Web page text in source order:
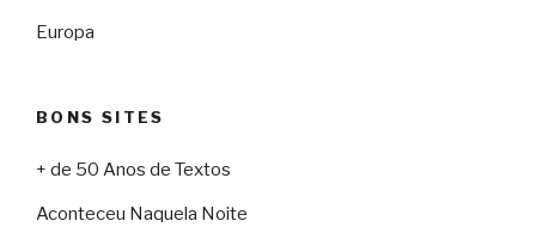
Europa
BONS SITES
+ de 50 Anos de Textos
Aconteceu Naquela Noite